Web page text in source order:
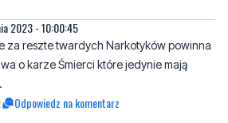
2023 - 10:00:45
za reszte twardych Narkotyków powinna
o karze Śmierci które jedynie mają
Odpowiedz na komentarz